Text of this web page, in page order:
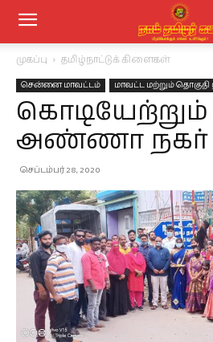
முகப்பு தமிழ்நாட்டுக் கிளைகள்
சென்னை மாவட்டம் மாவட்ட மற்றும் தொகுதி
கொடியேற்றும்
அண்ணா நகர்
செப்டம்பர் 28, 2020